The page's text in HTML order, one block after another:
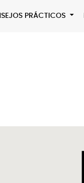
PRÁCTICOS